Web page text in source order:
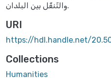
والتّنقّل بين البلدان.
URI
https://hdl.handle.net/
Collections
Humanities